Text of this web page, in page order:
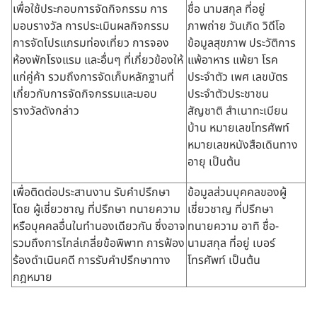
เพื่อใช้ประกอบการจัดกิจกรรม การ
มอบรางวัล การประเมินผลกิจกรรม
การจัดโปรแกรมท่องเที่ยว การจอง
ห้องพักโรงแรม และอื่นๆ ที่เกี่ยวข้องให้
แก่คู่ค้า รวมถึงการจัดเก็บหลักฐานที่
เกี่ยวกับการจัดกิจกรรมและมอบ
รางวัลดังกล่าว
ชื่อ นามสกุล ที่อยู่
ภาพถ่าย วันเกิด วิดีโอ
ข้อมูลสุขภาพ ประวัติการ
แพ้อาหาร แพ้ยา โรค
ประจำตัว เพศ เลขบัตร
ประจำตัวประชาชน
สัญชาติ สำเนาทะเบียน
บ้าน หมายเลขโทรศัพท์
หมายเลขหนังสือเดินทาง
อายุ เป็นต้น
เพื่อติดต่อประสานงาน รับคำปรึกษา
โดย ผู้เชี่ยวชาญ ที่ปรึกษา ทนายความ
หรือบุคคลอื่นในทำนองเดียวกัน ซึ่งอาจ
รวมถึงการไกล่เกลี่ยข้อพิพาท การฟ้อง
ร้องดำเนินคดี การรับคำปรึกษาทาง
กฎหมาย
ข้อมูลส่วนบุคคลของผู้
เชี่ยวชาญ ที่ปรึกษา
ทนายความ อาทิ ชื่อ-
นามสกุล ที่อยู่ เบอร์
โทรศัพท์ เป็นต้น